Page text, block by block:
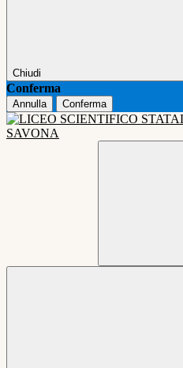
Chiudi
Conferma
Annulla Conferma